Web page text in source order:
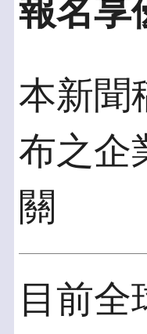
報名享
本新聞
布之企
關
目前全